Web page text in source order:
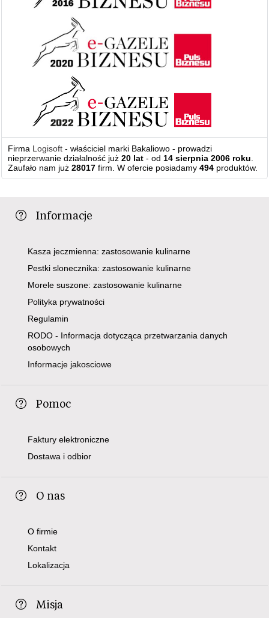
Firma Logisoft - właściciel marki Bakaliowo - prowadzi
nieprzerwanie działalność już20 lat - od 14 sierpnia 2006 roku
Zaufało nam już28017 firm. W ofercie posiadamy494 produktów.
Informacje
Kasza jeczmienna: zastosowanie kulinarne
Pestki slonecznika: zastosowanie kulinarne
Morele suszone: zastosowanie kulinarne
Polityka prywatności
Regulamin
RODO - Informacja dotycząca przetwarzania danych
osobowych
Informacje jakosciowe
Pomoc
Faktury elektroniczne
Dostawa i odbior
O nas
O firmie
Kontakt
Lokalizacja
Misja